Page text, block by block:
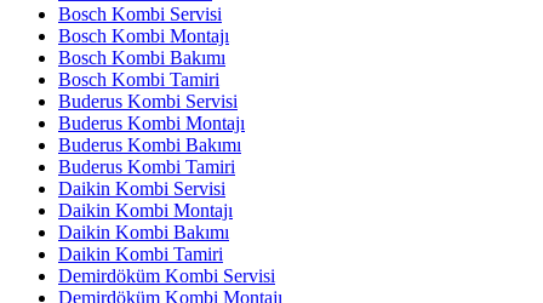
Bosch Kombi Servisi
Bosch Kombi Montajı
Bosch Kombi Bakımı
Bosch Kombi Tamiri
Buderus Kombi Servisi
Buderus Kombi Montajı
Buderus Kombi Bakımı
Buderus Kombi Tamiri
Daikin Kombi Servisi
Daikin Kombi Montajı
Daikin Kombi Bakımı
Daikin Kombi Tamiri
Demirdöküm Kombi Servisi
Demirdöküm Kombi Montajı